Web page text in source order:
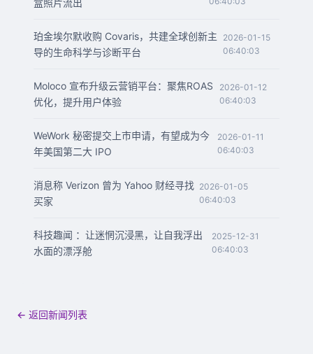
盒照片流出
珀金埃尔默收购 Covaris，共建全球创新主
导的生命科学与诊断平台
2026-01-15
06:40:03
Moloco 宣布升级云营销平台：聚焦ROAS
优化，提升用户体验
2026-01-12
06:40:03
WeWork 秘密提交上市申请，有望成为今
年美国第二大 IPO
2026-01-11
06:40:03
消息称 Verizon 曾为 Yahoo 财经寻找
买家
2026-01-05
06:40:03
科技趣闻 ：让迷惘沉浸黑，让自我浮出
水面的漂浮舱
2025-12-31
06:40:03
← 返回新闻列表